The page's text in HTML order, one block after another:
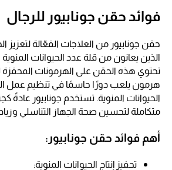
فوائد حقن جونابيور للرجال
حقن جونابيور من العلاجات الفعّالة لتعزيز
الذين يعانون من قلة عدد الحيوانات
هرمون يلعب دورًا حاسمًا في تنظيم عمل
الحيوانات المنوية. تستخدم جونابيور عادةً
متكاملة لتحسين صحة الجهاز التناسلي
أهم فوائد حقن جونابيور:
تحفيز إنتاج الحيوانات المنوية: